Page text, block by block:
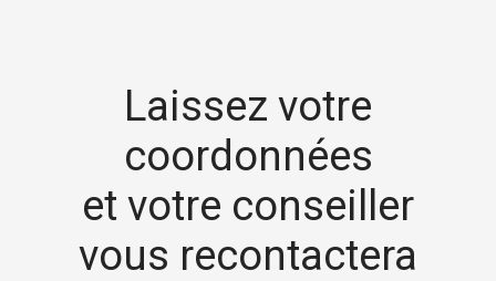
Laissez votre
coordonnées
et votre conseiller
vous recontactera